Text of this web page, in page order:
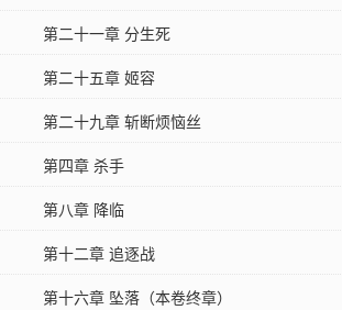
第二十一章 分生死
第二十五章 姬容
第二十九章 斩断烦恼丝
第四章 杀手
第八章 降临
第十二章 追逐战
第十六章 坠落（本卷终章）